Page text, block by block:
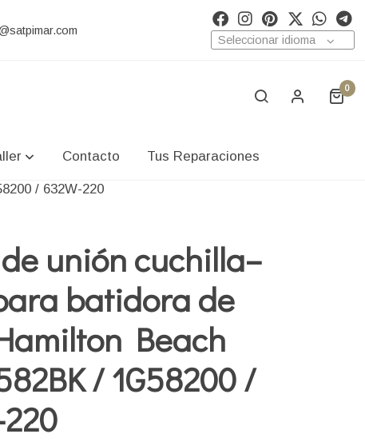
Seleccionar idioma
0
Contacto Tus Reparaciones
/ 632W-220
unión cuchilla–
batidora de
Beach
/ 1G58200 /